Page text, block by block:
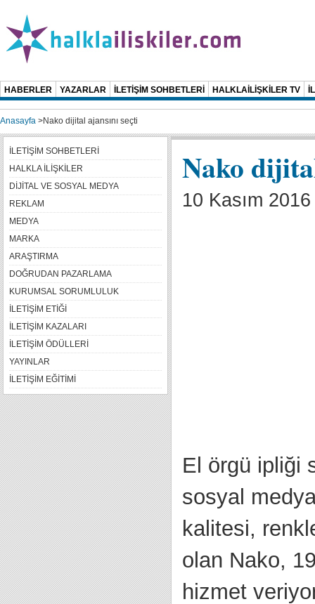
HABERLER YAZARLAR İLETİŞİM SOHBETLERİ HALKLAİLİŞKİLER TV
Anasayfa >Nako dijital ajansını seçti
Nako
10 Kasım
El örgü ipliği
sosyal
kalitesi,
olan Nako,
hizmet
İLETİŞİM SOHBETLERİ
HALKLA İLİŞKİLER
DİJİTAL VE SOSYAL MEDYA
REKLAM
MEDYA
MARKA
ARAŞTIRMA
DOĞRUDAN PAZARLAMA
KURUMSAL SORUMLULUK
İLETİŞİM ETİĞİ
İLETİŞİM KAZALARI
İLETİŞİM ÖDÜLLERİ
YAYINLAR
İLETİŞİM EĞİTİMİ